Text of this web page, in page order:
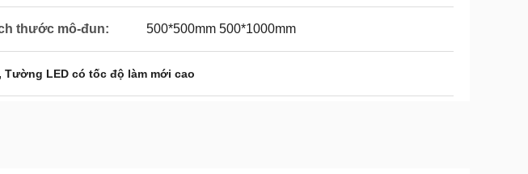
thước mô-đun: 500*500mm 500*1000mm
, Tường LED có tốc độ làm mới cao